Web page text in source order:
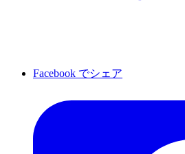
Facebook でシェア